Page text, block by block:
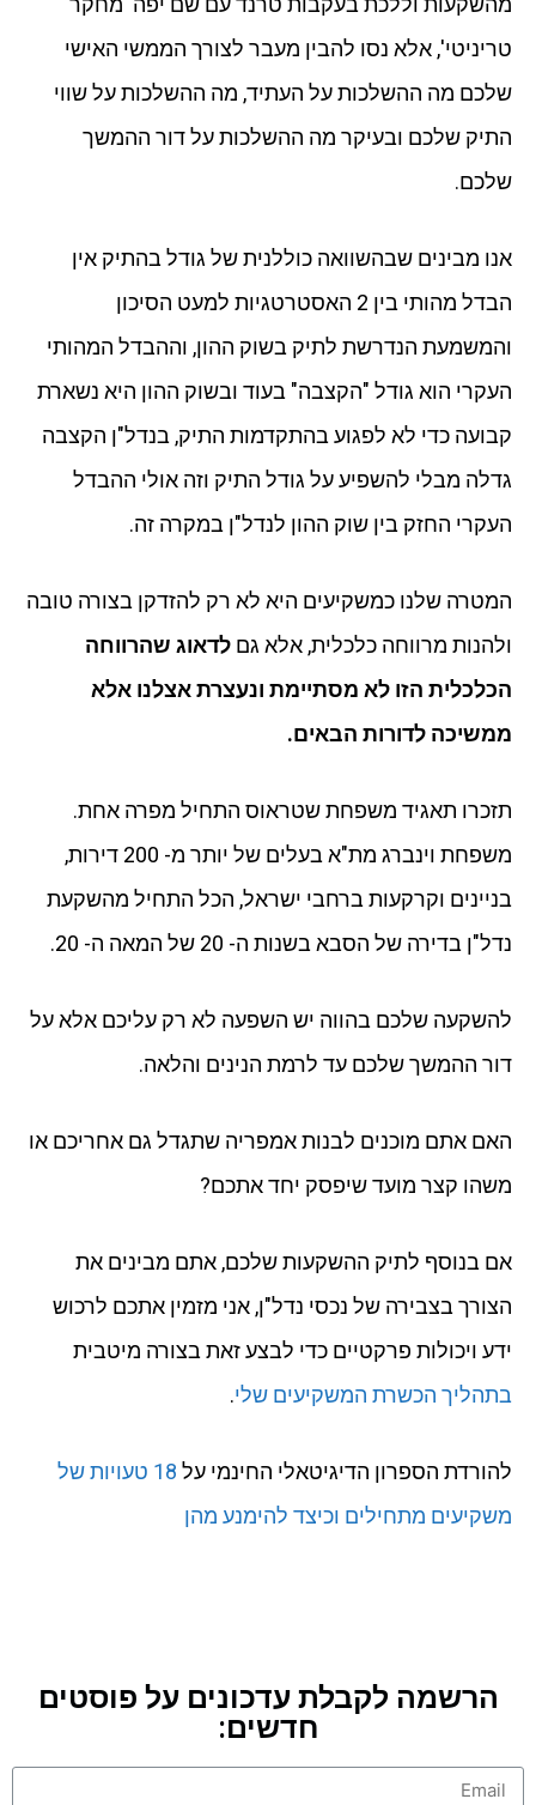
טריניטי', אלא נסו להבין מעבר לצורך הממשי האישי
שלכם מה ההשלכות על העתיד, מה ההשלכות על שווי
התיק שלכם ובעיקר מה ההשלכות על דור ההמשך
שלכם.
אנו מבינים שבהשוואה כוללנית של גודל בהתיק אין
הבדל מהותי בין 2 האסטרטגיות למעט הסיכון
והמשמעת הנדרשת לתיק בשוק ההון, וההבדל המהותי
העקרי הוא גודל "הקצבה" בעוד ובשוק ההון היא נשארת
קבועה כדי לא לפגוע בהתקדמות התיק, בנדל"ן הקצבה
גדלה מבלי להשפיע על גודל התיק וזה אולי ההבדל
העקרי החזק בין שוק ההון לנדל"ן במקרה זה.
המטרה שלנו כמשקיעים היא לא רק להזדקן בצורה טובה
ולהנות מרווחה כלכלית, אלא גם לדאוג שהרווחה
הכלכלית הזו לא מסתיימת ונעצרת אצלנו אלא
ממשיכה לדורות הבאים.
תזכרו תאגיד משפחת שטראוס התחיל מפרה אחת.
משפחת וינברג מת"א בעלים של יותר מ- 200 דירות,
בניינים וקרקעות ברחבי ישראל, הכל התחיל מהשקעת
נדל"ן בדירה של הסבא בשנות ה- 20 של המאה ה- 20.
להשקעה שלכם בהווה יש השפעה לא רק עליכם אלא על
דור ההמשך שלכם עד לרמת הנינים והלאה.
האם אתם מוכנים לבנות אמפריה שתגדל גם אחריכם או
משהו קצר מועד שיפסק יחד אתכם?
אם בנוסף לתיק ההשקעות שלכם, אתם מבינים את
הצורך בצבירה של נכסי נדל"ן, אני מזמין אתכם לרכוש
ידע ויכולות פרקטיים כדי לבצע זאת בצורה מיטבית
בתהליך הכשרת המשקיעים שלי.
להורדת הספרון הדיגיטאלי החינמי על
18 טעויות של
משקיעים מתחילים וכיצד להימנע מהן
הרשמה לקבלת עדכונים על פוסטים
חדשים: